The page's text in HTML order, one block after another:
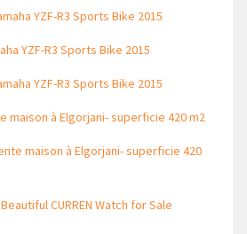
YZF-R3 Sports Bike 2015
YZF-R3 Sports Bike 2015
YZF-R3 Sports Bike 2015
maison à Elgorjani- superficie 420 m2
maison à Elgorjani- superficie 420
CURREN Watch for Sale